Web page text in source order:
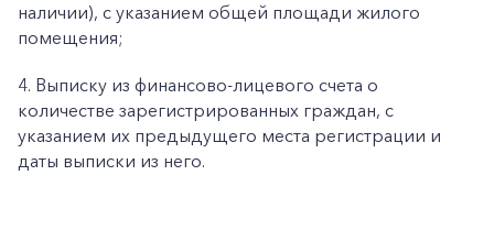
наличии), с указанием общей площади жилого
помещения;
4. Выписку из финансово-лицевого счета о
количестве зарегистрированных граждан, с
указанием их предыдущего места регистрации и
даты выписки из него.